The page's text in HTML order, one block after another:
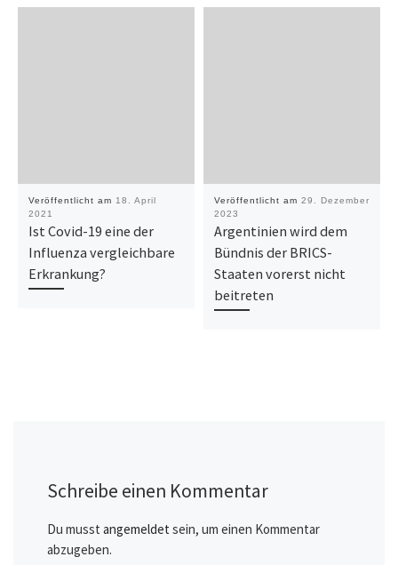
Veröffentlicht am 18. April
2021
Ist Covid-19 eine der
Influenza vergleichbare
Erkrankung?
Veröffentlicht am 29. Dezember
2023
Argentinien wird dem
Bündnis der BRICS-
Staaten vorerst nicht
beitreten
Schreibe einen Kommentar
Du musst angemeldet sein, um einen Kommentar
abzugeben.